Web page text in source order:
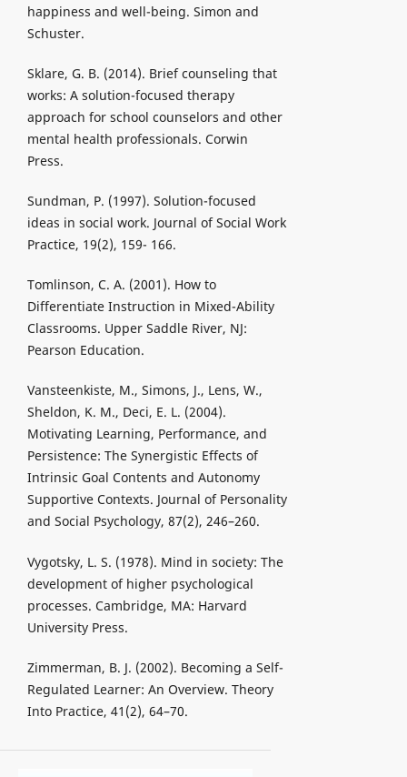
happiness and well-being. Simon and
Schuster.
Sklare, G. B. (2014). Brief counseling that
works: A solution-focused therapy
approach for school counselors and other
mental health professionals. Corwin
Press.
Sundman, P. (1997). Solution-focused
ideas in social work. Journal of Social Work
Practice, 19(2), 159- 166.
Tomlinson, C. A. (2001). How to
Differentiate Instruction in Mixed-Ability
Classrooms. Upper Saddle River, NJ:
Pearson Education.
Vansteenkiste, M., Simons, J., Lens, W.,
Sheldon, K. M., Deci, E. L. (2004).
Motivating Learning, Performance, and
Persistence: The Synergistic Effects of
Intrinsic Goal Contents and Autonomy
Supportive Contexts. Journal of Personality
and Social Psychology, 87(2), 246–260.
Vygotsky, L. S. (1978). Mind in society: The
development of higher psychological
processes. Cambridge, MA: Harvard
University Press.
Zimmerman, B. J. (2002). Becoming a Self-
Regulated Learner: An Overview. Theory
Into Practice, 41(2), 64–70.